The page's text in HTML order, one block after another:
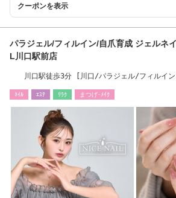
クーポンを表示
パラジェル/フィルイン/自爪育成 ジェルネ
L川口駅前店
川口駅徒歩3分 [川口/パラジェル/フィルイン]
ﾈｲﾙ ｴｽﾃ ﾘﾗｸ まつげ･ﾒｲｸ